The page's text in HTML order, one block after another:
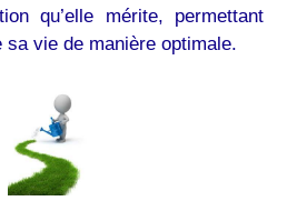
qu’elle mérite, permettant
vie de manière optimale.